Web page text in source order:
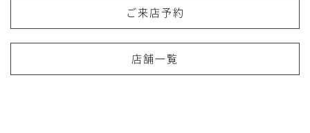
ご来店予約
店舗一覧